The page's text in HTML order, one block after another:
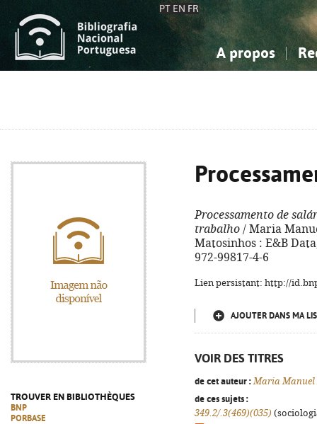
PT EN FR
A propos
TROUVER EN BIBLIOTHÈQUES
BNP
PORBASE
Processamento de
trabalho / Maria
Matosinhos : E&B
972-99817-4-6
Lien persistant: http://
AJOUTER DANS MA
VOIR DES TITRES
de cet auteur : Maria Manuel
de ces sujets :
349.2/.3(469)(035)